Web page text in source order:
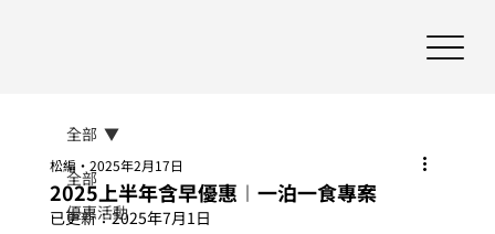
全部
優惠活動
全部
2025上半年含早優惠︱一泊一食專案
松編 2025年2月17日
已更新：2025年7月1日